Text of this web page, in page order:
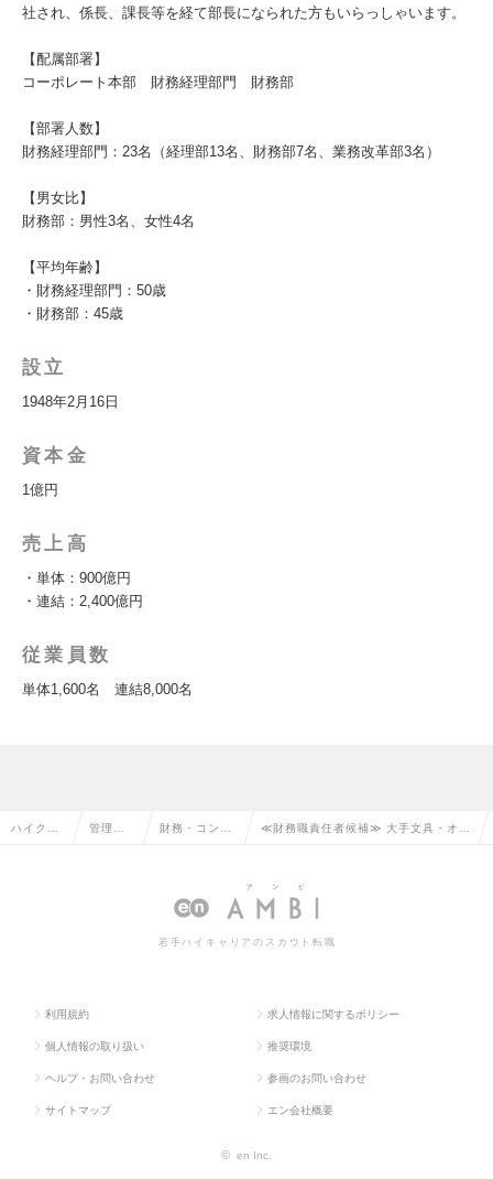
社され、係長、課長等を経て部長になられた方もいらっしゃいます。
【配属部署】
コーポレート本部 財務経理部門 財務部
【部署人数】
財務経理部門：23名（経理部13名、財務部7名、業務改革部3名）
【男女比】
財務部：男性3名、女性4名
【平均年齢】
・財務経理部門：50歳
・財務部：45歳
設立
1948年2月16日
資本金
1億円
売上高
・単体：900億円
・連結：2,400億円
従業員数
単体1,600名 連結8,000名
ハイクラ 管理部 財務・コント ≪財務職責任者候補≫ 大手文具・オフ
報
若手ハイキャリアのスカウト転職
利用規約 求人情報に関するポリシー
個人情報の取り扱い 推奨環境
ヘルプ・お問い合わせ 参画のお問い合わせ
サイトマップ エン会社概要
© en Inc.